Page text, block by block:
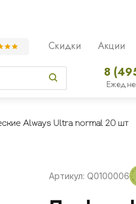
Скидки Акции
8
Always Ultra normal 20 шт
Артикул: Q0100006